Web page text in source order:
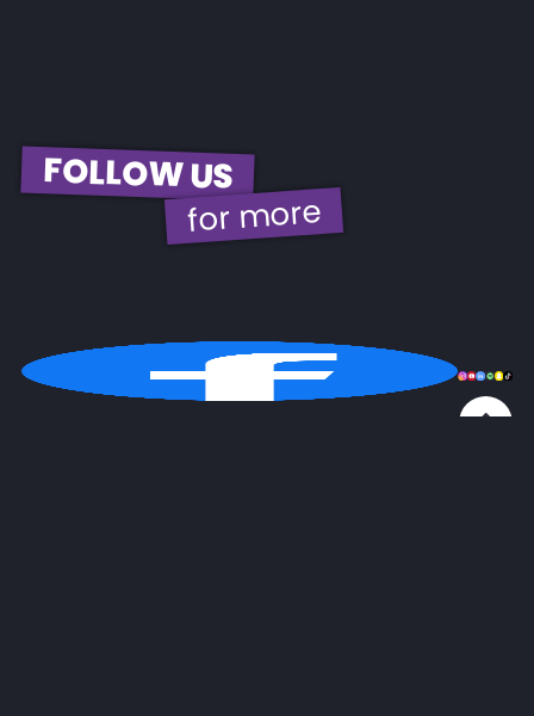
FOLLOW US
for more